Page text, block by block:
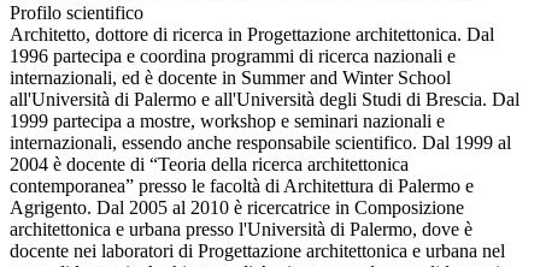
Profilo scientifico
Architetto, dottore di ricerca in Progettazione architettonica. Dal
1996 partecipa e coordina programmi di ricerca nazionali e
internazionali, ed è docente in Summer and Winter School
all'Università di Palermo e all'Università degli Studi di Brescia. Dal
1999 partecipa a mostre, workshop e seminari nazionali e
internazionali, essendo anche responsabile scientifico. Dal 1999 al
2004 è docente di “Teoria della ricerca architettonica
contemporanea” presso le facoltà di Architettura di Palermo e
Agrigento. Dal 2005 al 2010 è ricercatrice in Composizione
architettonica e urbana presso l'Università di Palermo, dove è
docente nei laboratori di Progettazione architettonica e urbana nel